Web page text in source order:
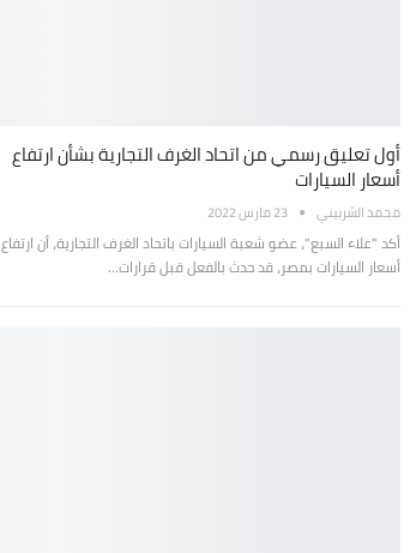
أول تعليق رسمي من اتحاد الغرف التجارية بشأن ارتفاع
أسعار السيارات
محمد الشربيني 23 مارس 2022
أكد "علاء السبع"، عضو شعبة السيارات باتحاد الغرف التجارية، أن ارتفاع
أسعار السيارات بمصر، قد حدث بالفعل قبل قرارات…